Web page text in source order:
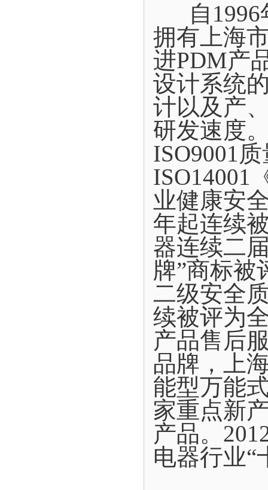
自1996
拥有上海
进PDM产
设计系统
计以及产
研发速度
ISO9001
ISO14001
业健康安
年起连续
器连续二
牌”商标被
二级安全
续被评为
产品售后
品牌，上
能型万能
家重点新
产品。
电器行业“